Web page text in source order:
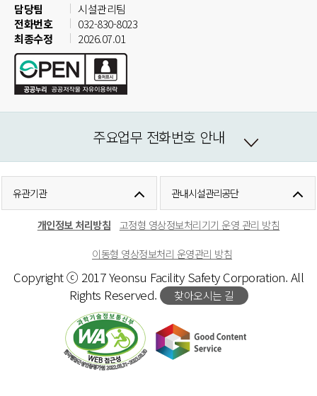
담당팀
시설관리팀
전화번호
032-830-8023
최종수정
2026.07.01
주요업무 전화번호 안내
유관기관 관내시설관리공단
개인정보 처리방침
고정형 영상정보처리기기 운영 관리 방침
이동형 영상정보처리 운영관리 방침
Copyright ⓒ 2017 Yeonsu Facility Safety Corporation. All
Rights Reserved.
찾아오시는 길